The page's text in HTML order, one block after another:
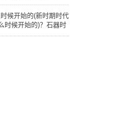
候开始的(新时期时代
时候开始的)？石器时